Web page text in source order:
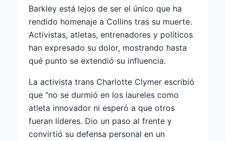
Barkley está lejos de ser el único que ha
rendido homenaje a Collins tras su muerte.
Activistas, atletas, entrenadores y políticos
han expresado su dolor, mostrando hasta
qué punto se extendió su influencia.
La activista trans Charlotte Clymer escribió
que "no se durmió en los laureles como
atleta innovador ni esperó a que otros
fueran líderes. Dio un paso al frente y
convirtió su defensa personal en un